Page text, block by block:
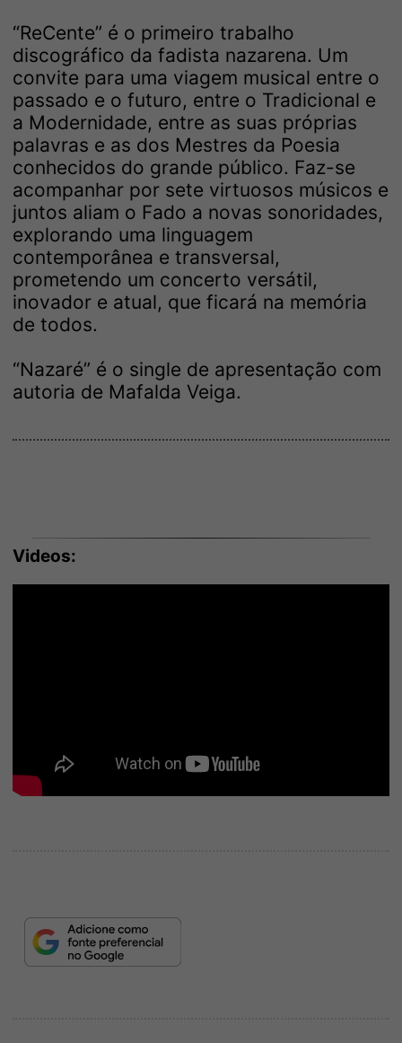
“ReCente” é o primeiro trabalho
discográfico da fadista nazarena. Um
convite para uma viagem musical entre o
passado e o futuro, entre o Tradicional e
a Modernidade, entre as suas próprias
palavras e as dos Mestres da Poesia
conhecidos do grande público. Faz-se
acompanhar por sete virtuosos músicos e
juntos aliam o Fado a novas sonoridades,
explorando uma linguagem
contemporânea e transversal,
prometendo um concerto versátil,
inovador e atual, que ficará na memória
de todos.
“Nazaré” é o single de apresentação com
autoria de Mafalda Veiga.
Videos: